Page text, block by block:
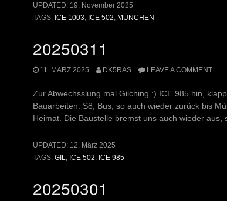
UPDATED: 19. November 2025
TAGS: ICE 1003, ICE 502, MÜNCHEN
20250311
11. MÄRZ 2025 DK5RAS LEAVE A COMMENT
Zur Abwechsslung mal Gilching :) ICE 985 hin,
Bauarbeiten. S8, Bus, so auch wieder zurück bis
Heimat. Die Baustelle bremst uns auch wieder aus,
UPDATED: 12. März 2025
TAGS: GIL, ICE 502, ICE 985
20250301